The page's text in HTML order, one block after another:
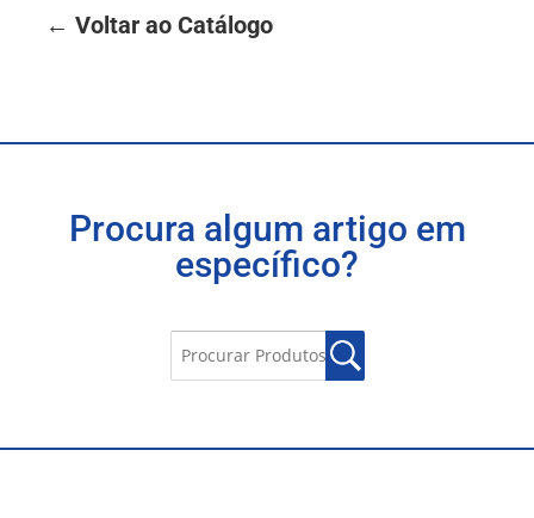
← Voltar ao Catálogo
Procura algum artigo em
específico?